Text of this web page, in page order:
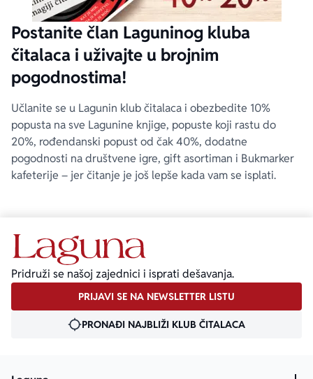
Postanite član Laguninog kluba
čitalaca i uživajte u brojnim
pogodnostima!
Učlanite se u Lagunin klub čitalaca i obezbedite 10%
popusta na sve Lagunine knjige, popuste koji rastu do
20%, rođendanski popust od čak 40%, dodatne
pogodnosti na društvene igre, gift asortiman i Bukmarker
kafeterije – jer čitanje je još lepše kada vam se isplati.
Pridruži se našoj zajednici i isprati dešavanja.
PRIJAVI SE NA NEWSLETTER LISTU
PRONAĐI NAJBLIŽI KLUB ČITALACA